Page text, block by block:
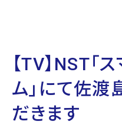
【TV】NST「
ム」にて佐渡
だきます